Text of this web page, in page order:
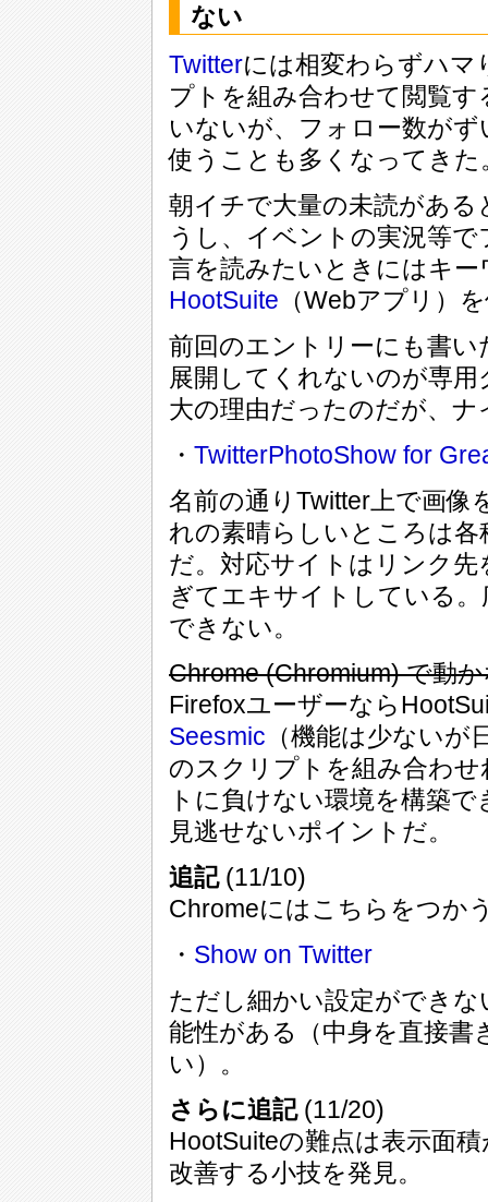
ない
Twitterには相変わらずハ
プトを組み合わせて閲覧
いないが、フォロー数が
使うことも多くなってきた
朝イチで大量の未読があ
うし、イベントの実況等
言を読みたいときにはキ
HootSuite （Webアプリ）
前回のエントリーにも書
展開してくれないのが専
大の理由だったのだが、
・ TwitterPhotoShow for
名前の通りTwitter上で画
れの素晴らしいところは
だ。対応サイトはリンク
ぎてエキサイトしている
できない。
Chrome (Chromium) で動
Firefoxユーザーなら
Seesmic （機能は少ない
のスクリプトを組み合わ
トに負けない環境を構築
見逃せないポイントだ。
追記(11/10)
Chromeにはこちらをつか
・ Show on Twitter
ただし細かい設定ができ
能性がある（中身を直接
い）。
さらに追記(11/20)
HootSuiteの難点は表示面
改善する小技を発見。